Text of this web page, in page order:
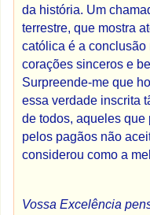
da história. Um
terrestre, que mostra
católica é a
corações sinceros e
Surpreende-me que
essa verdade inscrita
de todos, aqueles que
pelos pagãos não
considerou como a
Vossa Excelência